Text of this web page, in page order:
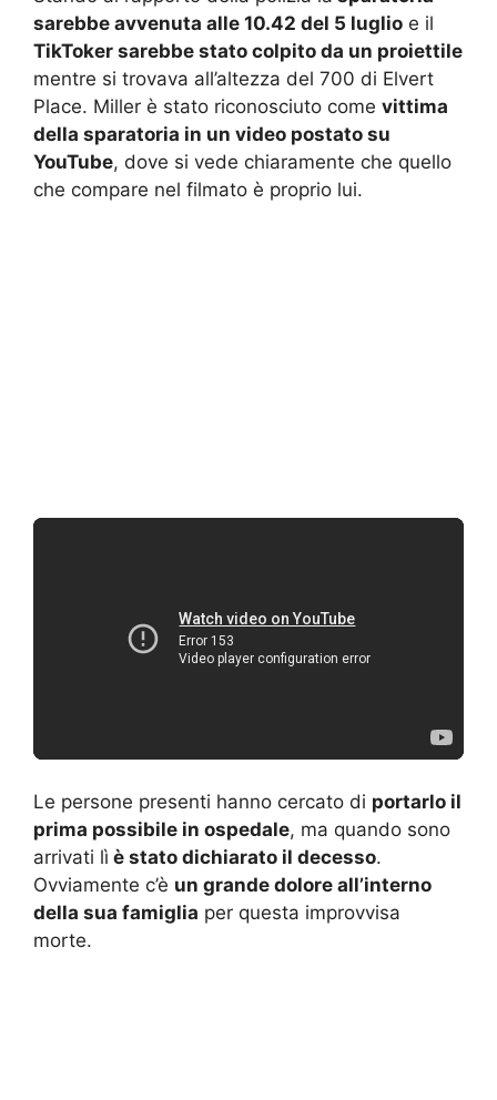
sarebbe avvenuta alle 10.42 del 5 luglio e il
TikToker sarebbe stato colpito da un proiettile
mentre si trovava all’altezza del 700 di Elvert
Place. Miller è stato riconosciuto come vittima
della sparatoria in un video postato su
YouTube, dove si vede chiaramente che quello
che compare nel filmato è proprio lui.
Le persone presenti hanno cercato di portarlo il
prima possibile in ospedale, ma quando sono
arrivati lì è stato dichiarato il decesso.
Ovviamente c’è un grande dolore all’interno
della sua famiglia per questa improvvisa
morte.